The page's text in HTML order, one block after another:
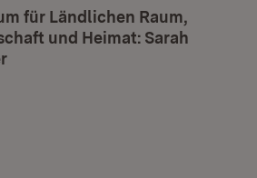
für Ländlichen Raum,
und Heimat: Sarah